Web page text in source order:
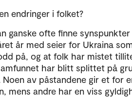
endringer i folket?
ganske ofte finne
år med seier for Ukraina
på, og at folk har mistet
har blitt splittet på
av påstandene gir et for
mens andre har en viss